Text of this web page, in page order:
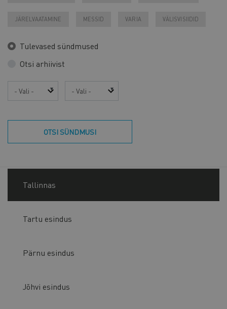
JÄRELVAATAMINE MESSID VARIA VÄLISVISIIDID
Tulevased sündmused
Otsi arhiivist
Aasta Kuu
OTSI SÜNDMUSI
Tallinnas
Tartu esindus
Pärnu esindus
Jõhvi esindus